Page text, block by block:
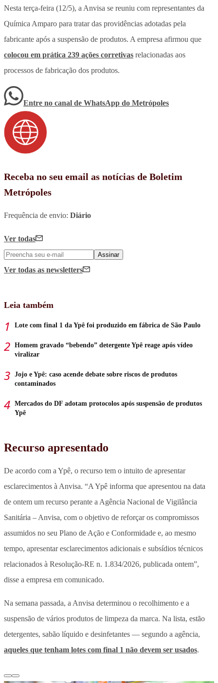
Nesta terça-feira (12/5), a Anvisa se reuniu com representantes da
Química Amparo para tratar das providências adotadas pela
fabricante após a suspensão de produtos. A empresa afirmou que
colocou em prática 239 ações corretivas relacionadas aos
processos de fabricação dos produtos.
Entre no canal de WhatsApp do Metrópoles
Receba no seu email as notícias de Boletim
Metrópoles
Frequência de envio: Diário
Ver todas
Assinar
Ver todas as newsletters
Leia também
Lote com final 1 da Ypê foi produzido em fábrica de São Paulo
Homem gravado “bebendo” detergente Ypê reage após vídeo
viralizar
Jojo e Ypê: caso acende debate sobre riscos de produtos
contaminados
Mercados do DF adotam protocolos após suspensão de produtos
Ypê
Recurso apresentado
De acordo com a Ypê, o recurso tem o intuito de apresentar
esclarecimentos à Anvisa. “A Ypê informa que apresentou na data
de ontem um recurso perante a Agência Nacional de Vigilância
Sanitária – Anvisa, com o objetivo de reforçar os compromissos
assumidos no seu Plano de Ação e Conformidade e, ao mesmo
tempo, apresentar esclarecimentos adicionais e subsídios técnicos
relacionados à Resolução-RE n. 1.834/2026, publicada ontem”,
disse a empresa em comunicado.
Na semana passada, a Anvisa determinou o recolhimento e a
suspensão de vários produtos de limpeza da marca. Na lista, estão
detergentes, sabão líquido e desinfetantes — segundo a agência,
aqueles que tenham lotes com final 1 não devem ser usados.